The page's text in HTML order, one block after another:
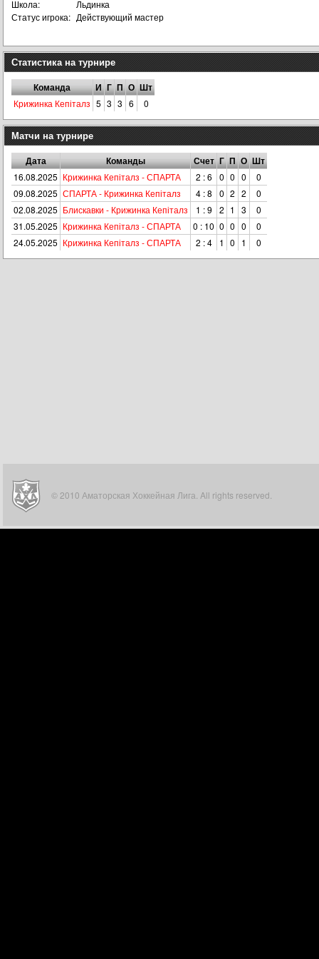
Школа:
Льдинка
Статус игрока: Действующий мастер
Статистика на турнире
Команда И Г П О Шт
Крижинка Кепіталз 5 3 3 6 0
Матчи на турнире
Дата Команды Счет Г П О Шт
16.08.2025 Крижинка Кепіталз - СПАРТА 2 : 6 0 0 0
0
09.08.2025 СПАРТА - Крижинка Кепіталз 4 : 8 0 2 2
0
02.08.2025 Блискавки - Крижинка Кепіталз 1 : 9 2 1 3
0
31.05.2025 Крижинка Кепіталз - СПАРТА 0 : 10 0 0 0
0
24.05.2025 Крижинка Кепіталз - СПАРТА 2 : 4 1 0 1 0
© 2010 Аматорская Хоккейная Лига. All rights reserved.